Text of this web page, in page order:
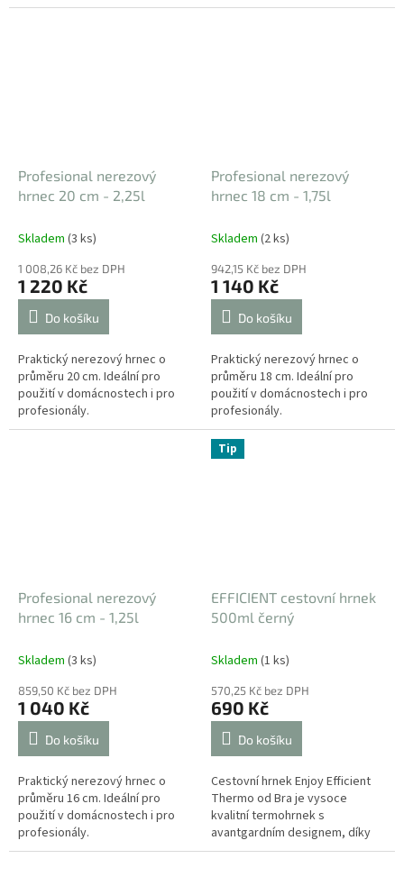
Profesional nerezový
hrnec 20 cm - 2,25l
Skladem (3 ks)
1 008,26 Kč bez DPH
1 220 Kč
Do košíku
Praktický nerezový hrnec o
průměru 20 cm. Ideální pro
použití v domácnostech i pro
profesionály.
Profesional nerezový
hrnec 18 cm - 1,75l
Skladem (2 ks)
942,15 Kč bez DPH
1 140 Kč
Do košíku
Praktický nerezový hrnec o
průměru 18 cm. Ideální pro
použití v domácnostech i pro
profesionály.
Profesional nerezový
hrnec 16 cm - 1,25l
Skladem (3 ks)
859,50 Kč bez DPH
1 040 Kč
Do košíku
Praktický nerezový hrnec o
průměru 16 cm. Ideální pro
použití v domácnostech i pro
profesionály.
Tip
EFFICIENT cestovní hrnek
500ml černý
Skladem (1 ks)
570,25 Kč bez DPH
690 Kč
Do košíku
Cestovní hrnek Enjoy Efficient
Thermo od Bra je vysoce
kvalitní termohrnek s
avantgardním designem, díky
dvojité nerezové stěně udrží